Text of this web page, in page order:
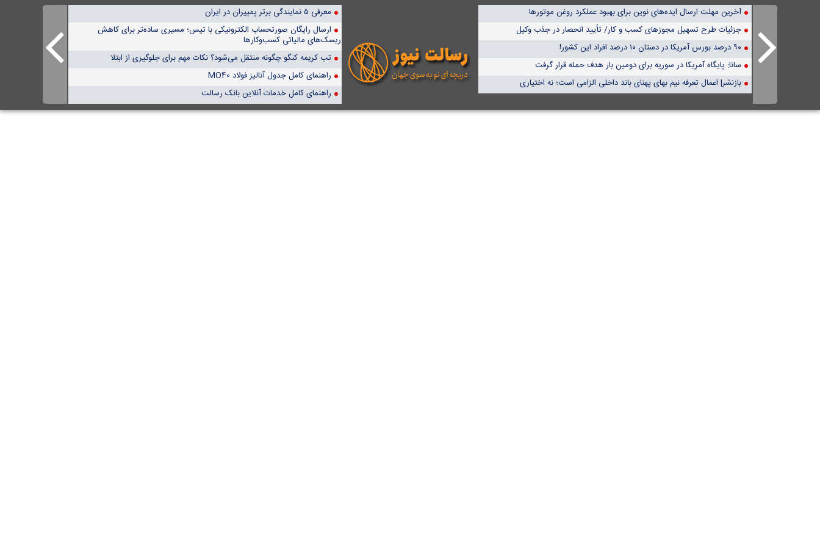
آخرین مهلت ارسال ایده‌های نوین برای بهبود عملکرد روغن موتورها
‌جزئیات طرح تسهیل مجوزهای کسب و کار/ تأیید انحصار در جذب وکیل‌
۹۰ درصد بورس آمریکا در دستان ۱۰ درصد افراد این کشور!
سانا: پایگاه آمریکا در سوریه برای دومین بار هدف حمله قرار گرفت
بازنشر| اعمال تعرفه نیم بهای پهنای باند داخلی الزامی است؛ نه اختیاری
معرفی ۵ نمایندگی برتر پمپیران در ایران
ارسال رایگان صورتحساب الکترونیکی با تیس؛ مسیری ساده‌تر برای کاهش
ریسک‌های مالیاتی کسب‌وکارها
تب کریمه کنگو چگونه منتقل می‌شود؟ نکات مهم برای جلوگیری از ابتلا
راهنمای کامل جدول آنالیز فولاد MO40
راهنمای کامل خدمات آنلاین بانک رسالت